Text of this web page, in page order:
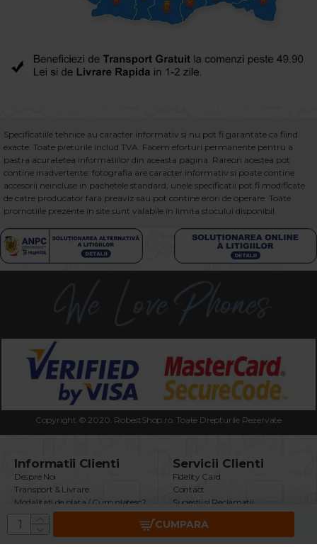
CUMPARA
Specificatiile tehnice au caracter informativ si nu pot fi garantate ca fiind
exacte. Toate preturile includ TVA. Facem eforturi permanente pentru a
pastra acuratetea informatiilor din aceasta pagina. Rareori acestea pot
contine inadvertente: fotografia are caracter informativ si poate contine
accesorii neincluse in pachetele standard, unele specificatii pot fi modificate
de catre producator fara preaviz sau pot contine erori de operare. Toate
promotiile prezente in site sunt valabile in limita stocului disponibil.
Copyright © 2020. RobestShop.ro. Toate Drepturile Rezervate
Informatii Clienti
Despre Noi
Transport & Livrare
Modalitati de plata / Cum platesc?
Termeni & Conditii
Politica Confidentialitate
Securitatea Datelor GDPR
Servicii Clienti
Fidelity Card
Contact
Sugestii si Reclamatii
Intrebari Frecvente
Returnare Produs
Garantie Produse